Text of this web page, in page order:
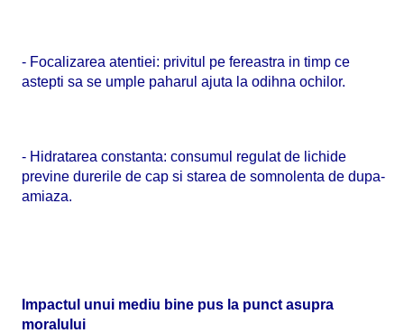
- Focalizarea atentiei: privitul pe fereastra in timp ce
astepti sa se umple paharul ajuta la odihna ochilor.
- Hidratarea constanta: consumul regulat de lichide
previne durerile de cap si starea de somnolenta de dupa-
amiaza.
Impactul unui mediu bine pus la punct asupra
moralului